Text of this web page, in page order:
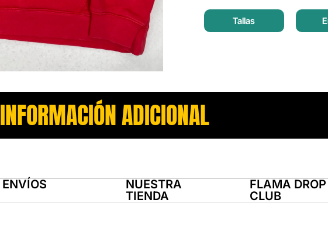
Tallas
INFORMACIÓN ADICIONAL
ENVÍOS
NUESTRA
TIENDA
FLAMA DROP
CLUB